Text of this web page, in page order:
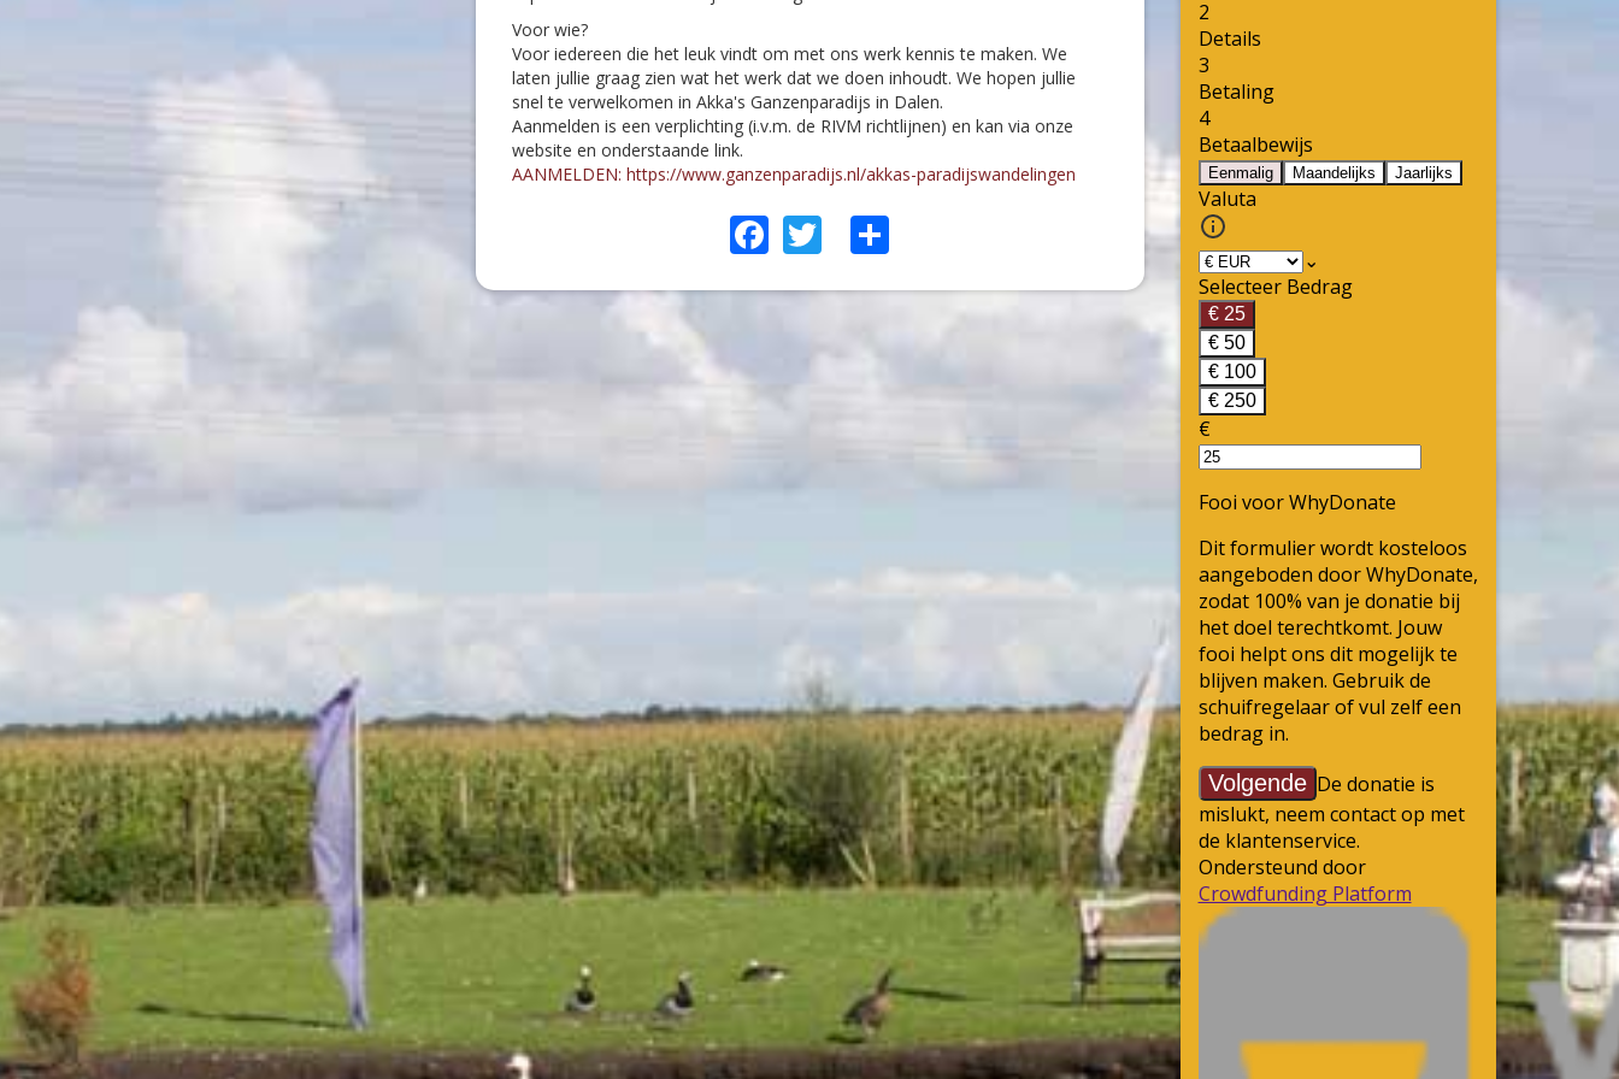
Voor wie?
Voor iedereen die het leuk vindt om met ons werk kennis te maken. We
laten jullie graag zien wat het werk dat we doen inhoudt. We hopen jullie
snel te verwelkomen in Akka's Ganzenparadijs in Dalen.
Aanmelden is een verplichting (i.v.m. de RIVM richtlijnen) en kan via onze
website en onderstaande link.
AANMELDEN: https://www.ganzenparadijs.nl/akkas-paradijswandelingen
Facebook
Twitter